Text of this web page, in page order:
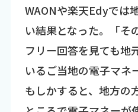
WAONや楽天Edyでは
い結果となった。「そ
フリー回答を見ても地
いるご当地の電子マネ
もしかすると、地方の